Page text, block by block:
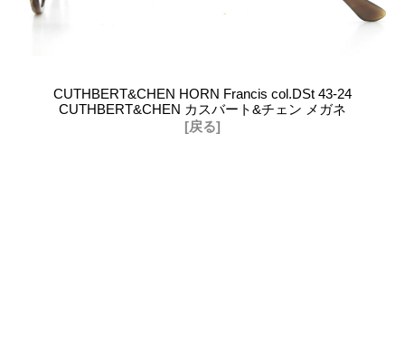
CUTHBERT&CHEN HORN Francis col.DSt 43-24
CUTHBERT&CHEN カスバート&チェン メガネ
[戻る]